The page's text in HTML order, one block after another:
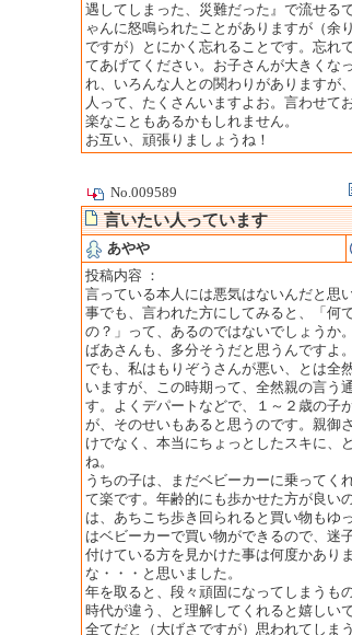
遇してしまった、災難だった』で流せる
ゃんに怒鳴られたことがありますが（余
ですが）とにかく忘れることです。忘れ
てあげてください。お子さんが大きくな
れ、いろんな人との関わりがありますが
人って、たくさんいますよお。言わせて
楽なこともあるかもしれません。
お互い、頑張りましょうね！
No.009589
言いたい人っています
あやや
投稿内容 ：
言っている本人には悪気はないんだと思
事でも、言われた方にしてみると、「何
の？」って、あるのではないでしょうか
ばあさんも、多分そうだと思うんですよ。
でも、私はもりぞうさんが悪い、とは全
いますが、この時期って、全然親の言う
す。よくデパートなどで、１～２歳の子
が、そのせいもあると思うのです。親御
けでなく、本当にちょっとしたスキに、
ね。
うちの子は、まだベビーカーに乗ってく
て楽です。年齢的にも歩かせた方が良い
は、あちこち歩き回られると買い物もゆ
はベビーカーで買い物ができるので、迷
付けている方を見かけた事は何度かあり
な・・・と思いました。
年を取ると、段々頑固になってしまうも
時代が違う、と理解してくれると嬉しい
全てだと（大げさですが）思われてしま